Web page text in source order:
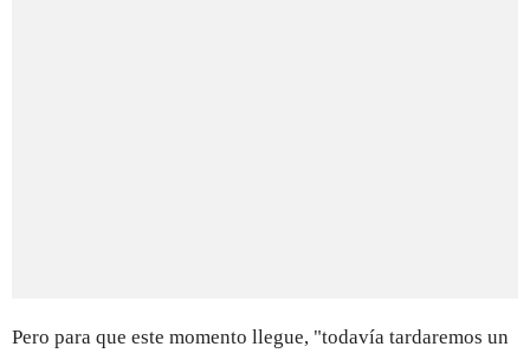
Pero para que este momento llegue, "todavía tardaremos un